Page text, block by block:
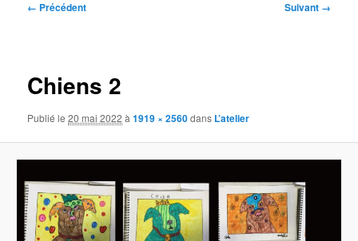
Navigation
← Précédent Suivant →
Chiens 2
Publié le20 mai 2022 à1919 × 2560dans L’atelier